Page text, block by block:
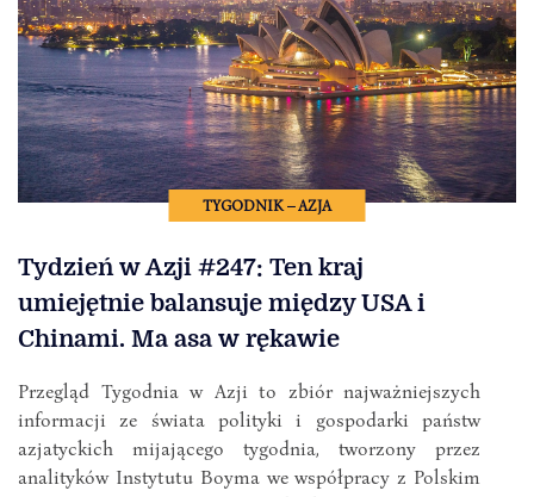
TYGODNIK – AZJA
Tydzień w Azji #247: Ten kraj
umiejętnie balansuje między USA i
Chinami. Ma asa w rękawie
Przegląd Tygodnia w Azji to zbiór najważniejszych
informacji ze świata polityki i gospodarki państw
azjatyckich mijającego tygodnia, tworzony przez
analityków Instytutu Boyma we współpracy z Polskim